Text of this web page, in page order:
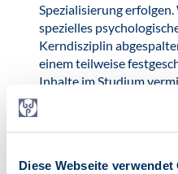
Diese Webseite verwendet
Spezialisierung
spezielles
Kerndisziplin
einem teilweise
Inhalte im Studium
dies nicht für eine
Qualität wird weiterhin
Erlangung der